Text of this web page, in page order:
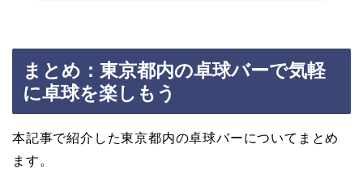
まとめ：東京都内の卓球バーで気軽
に卓球を楽しもう
本記事で紹介した東京都内の卓球バーについてまとめ
ます。